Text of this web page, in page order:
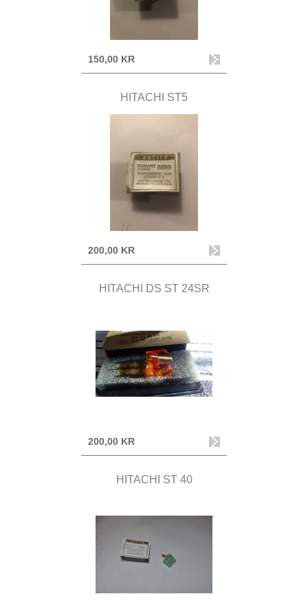
150,00 KR
HITACHI ST5
200,00 KR
HITACHI DS ST 24SR
200,00 KR
HITACHI ST 40